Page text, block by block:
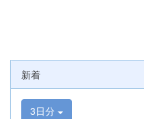
新着
3日分